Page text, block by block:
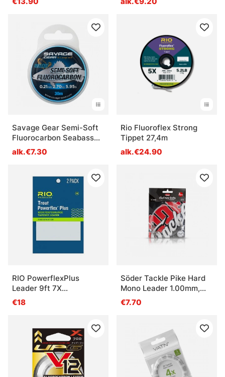
Savage Gear Semi-Soft
Fluorocarbon Seabass
30m
alk.€7.30
Rio Fluoroflex Strong
Tippet 27,4m
alk.€24.90
RIO PowerflexPlus
Leader 9ft 7X
0,10mm/1,3kg 2kpl
€18
Söder Tackle Pike Hard
Mono Leader 1.00mm,
50cm (3pcs)
€7.70